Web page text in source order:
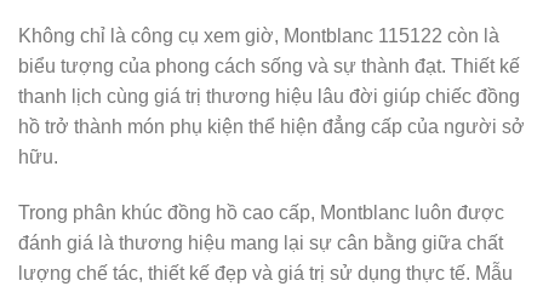
Không chỉ là công cụ xem giờ, Montblanc 115122 còn là
biểu tượng của phong cách sống và sự thành đạt. Thiết kế
thanh lịch cùng giá trị thương hiệu lâu đời giúp chiếc đồng
hồ trở thành món phụ kiện thể hiện đẳng cấp của người sở
hữu.
Trong phân khúc đồng hồ cao cấp, Montblanc luôn được
đánh giá là thương hiệu mang lại sự cân bằng giữa chất
lượng chế tác, thiết kế đẹp và giá trị sử dụng thực tế. Mẫu